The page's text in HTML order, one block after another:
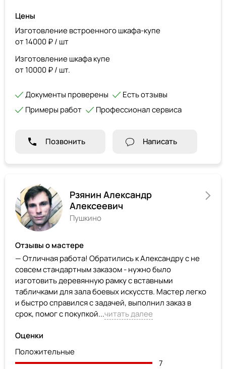
Цены
Изготовление встроенного шкафа-купе
от 14000 ₽ / шт
Изготовление шкафа купе
от 10000 ₽ / шт.
Документы проверены
Есть отзывы
Примеры работ
Профессионал сервиса
Позвонить Написать
Рзянин Александр
Алексеевич
Пушкино
Отзывы о мастере
— Отличная работа! Обратились к Александру с не
совсем стандартным заказом - нужно было
изготовить деревянную рамку с вставными
табличками для зала боевых искусств. Мастер легко
и быстро справился с задачей, выполнил заказ в
срок, помог с покупкой...читать далее
Оценки
Положительные
7